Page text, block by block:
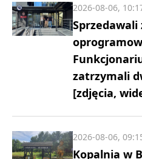
Sprzedawali
zatrzymali
[zdjęcia,
2026-08-06,
Kopalnia w
2026-08-06,